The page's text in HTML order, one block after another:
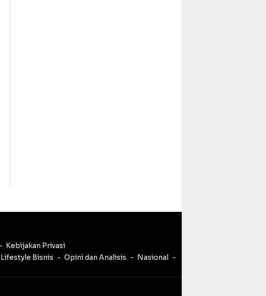
Kebijakan Privasi
Lifestyle Bisnis Opini dan Analisis
Nasional